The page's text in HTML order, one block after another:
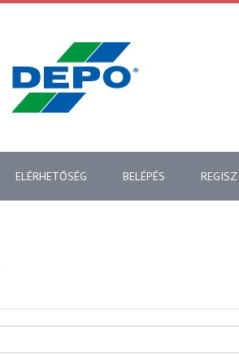
ELÉRHETŐSÉG BELÉPÉS